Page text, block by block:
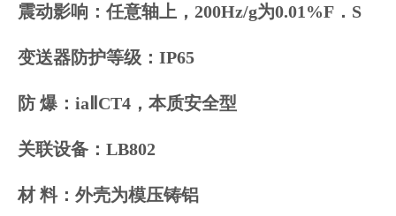
震动影响：任意轴上，200Hz/g为0.01%F．S
变送器防护等级：IP65
防 爆：iaⅡCT4，本质安全型
关联设备：LB802
材 料：外壳为模压铸铝